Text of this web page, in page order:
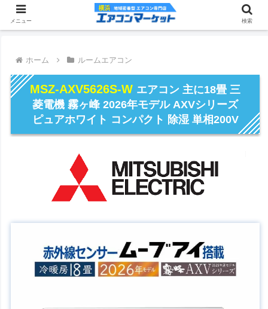
ホーム ルームエアコン
MSZ-AXV5626S-W エアコン 主に18畳 三
菱電機 霧ヶ峰 2026年モデル AXVシリーズ
ピュアホワイト コンパクト 除湿 単相200V
メニュー 検索